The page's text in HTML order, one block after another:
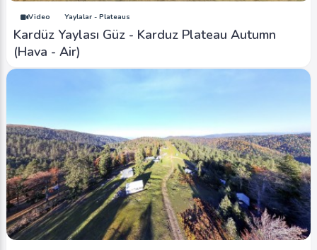
Video Yaylalar - Plateaus
Kardüz Yaylası Güz - Karduz Plateau Autumn
(Hava - Air)